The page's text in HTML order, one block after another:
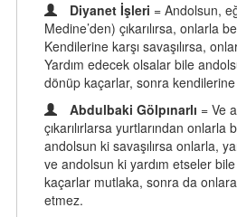
Diyanet İşleri = Andolsun,
Medine’den) çıkarılırsa, onlarla
Kendilerine karşı savaşılırsa,
Yardım edecek olsalar bile
dönüp kaçarlar, sonra
Abdulbaki Gölpınarlı = Ve
çıkarılırlarsa yurtlarından onlarla
andolsun ki savaşılırsa onlarla,
ve andolsun ki yardım etseler bile
kaçarlar mutlaka, sonra da
etmez.